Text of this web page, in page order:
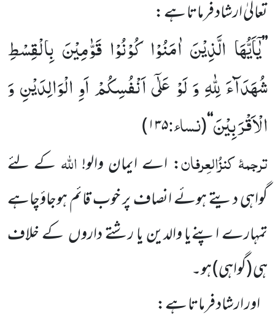
تعالیٰ ارشاد فرماتا ہے :
’’یٰۤاَیُّهَا الَّذِیْنَ اٰمَنُوْا كُوْنُوْا قَوّٰمِیْنَ بِالْقِسْطِ
شُهَدَآءَ لِلّٰهِ وَ لَوْ عَلٰۤى اَنْفُسِكُمْ اَوِ الْوَالِدَیْنِ وَ
الْاَقْرَبِیْنَ‘‘
(نساء:۱۳۵)
ترجمۂکنزُالعِرفان: اے ایمان والو!اللہ کے لئے
گواہی دیتے ہوئے انصاف پر خوب قائم ہوجاؤچاہے
تمہارے اپنےیا والدین یا رشتے داروںکے خلاف
ہی(گواہی)ہو۔
اور ارشاد فرماتا ہے: